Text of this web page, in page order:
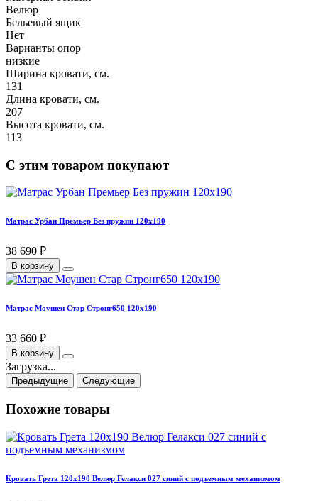
Велюр
Бельевый ящик
Нет
Варианты опор
низкие
Ширина кровати, см.
131
Длина кровати, см.
207
Высота кровати, см.
113
С этим товаром покупают
Матрас Урбан Премьер Без пружин 120х190
38 690 ₽
В корзину
Матрас Моушен Стар Стронг650 120х190
33 660 ₽
В корзину
Загрузка...
Предыдущие Следующие
Похожие товары
Кровать Грета 120х190 Велюр Гелакси 027 синий с подъемным механизмом